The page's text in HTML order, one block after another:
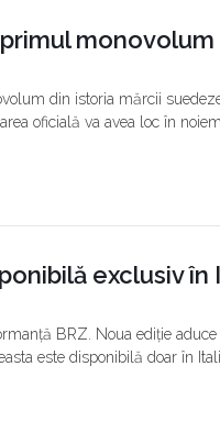
monovolum
din istoria mărcii
oficială va avea loc în
exclusiv în
BRZ. Noua ediție aduce
este disponibilă doar în